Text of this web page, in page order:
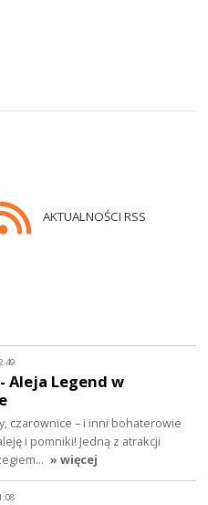
AKTUALNOŚCI RSS
- Aleja Legend w
czarownice – i inni bohaterowie
i pomniki! Jedną z atrakcji
» więcej